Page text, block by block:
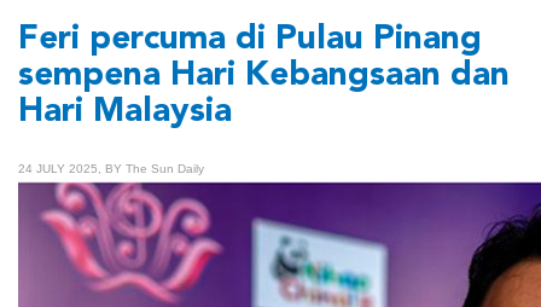
Feri percuma di Pulau Pinang
sempena Hari Kebangsaan dan
Hari Malaysia
24 JULY 2025, BY The Sun Daily